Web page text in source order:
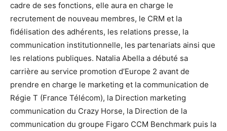
cadre de ses fonctions, elle aura en charge le
recrutement de nouveau membres, le CRM et la
fidélisation des adhérents, les relations presse, la
communication institutionnelle, les partenariats ainsi que
les relations publiques. Natalia Abella a débuté sa
carrière au service promotion d’Europe 2 avant de
prendre en charge le marketing et la communication de
Régie T (France Télécom), la Direction marketing
communication du Crazy Horse, la Direction de la
communication du groupe Figaro CCM Benchmark puis la